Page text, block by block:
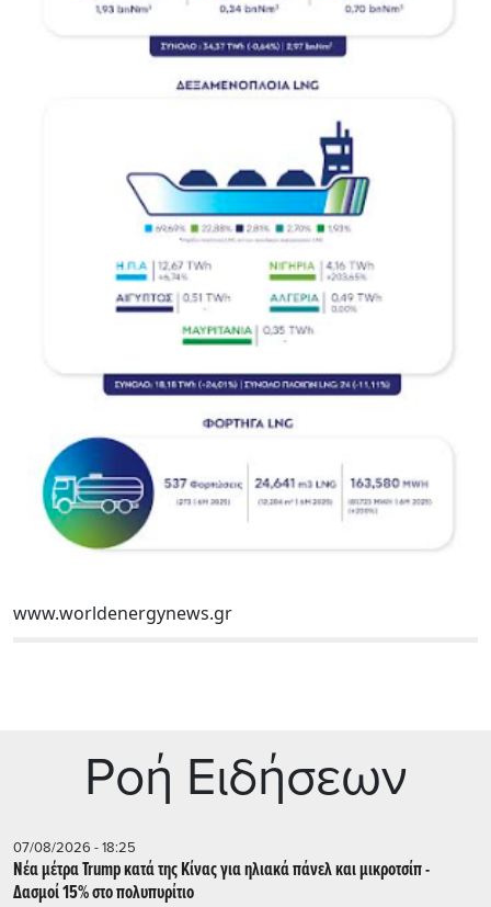
www.worldenergynews.gr
Ρoή Ειδήσεων
07/08/2026 - 18:25
Νέα μέτρα Trump κατά της Κίνας για ηλιακά πάνελ και μικροτσίπ -
Δασμοί 15% στο πολυπυρίτιο